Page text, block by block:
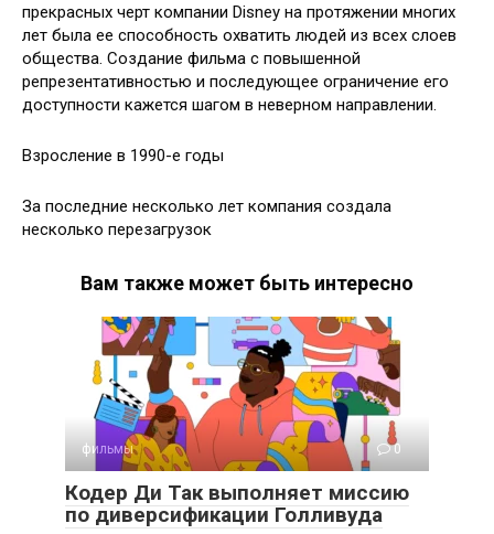
прекрасных черт компании Disney на протяжении многих
лет была ее способность охватить людей из всех слоев
общества. Создание фильма с повышенной
репрезентативностью и последующее ограничение его
доступности кажется шагом в неверном направлении.
Взросление в 1990-е годы
За последние несколько лет компания создала
несколько перезагрузок
Вам также может быть интересно
фильмы 0
Кодер Ди Так выполняет миссию
по диверсификации Голливуда